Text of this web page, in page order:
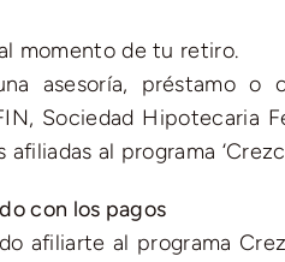
momento de tu retiro.
asesoría, préstamo o
Sociedad Hipotecaria
al programa
con los pagos
afiliarte al programa